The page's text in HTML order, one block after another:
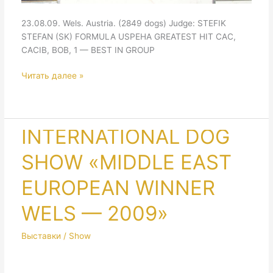
23.08.09. Wels. Austria. (2849 dogs) Judge: STEFIK
STEFAN (SK) FORMULA USPEHA GREATEST HIT CAC,
CACIB, BOB, 1 — BEST IN GROUP
INTERNATIONAL
CENTENNIAL
WINNER
WELS
—
2009»
Читать далее »
INTERNATIONAL DOG
SHOW «MIDDLE EAST
EUROPEAN WINNER
WELS — 2009»
Выставки / Show